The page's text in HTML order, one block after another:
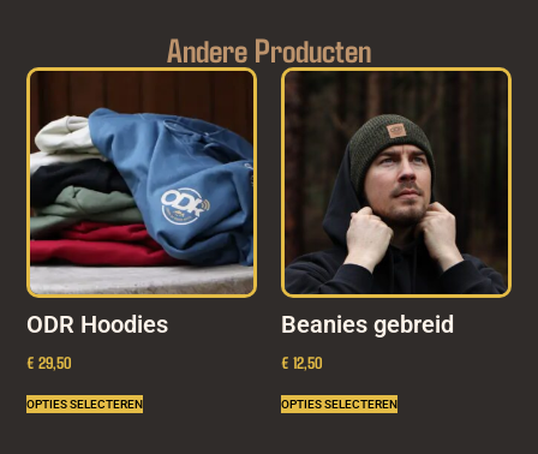
Andere Producten
ODR Hoodies
€ 29,50
OPTIES SELECTEREN
Beanies gebreid
€ 12,50
OPTIES SELECTEREN